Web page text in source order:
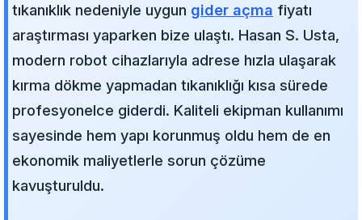
tıkanıklık nedeniyle uygun gider açma fiyatı
araştırması yaparken bize ulaştı. Hasan S. Usta,
modern robot cihazlarıyla adrese hızla ulaşarak
kırma dökme yapmadan tıkanıklığı kısa sürede
profesyonelce giderdi. Kaliteli ekipman kullanımı
sayesinde hem yapı korunmuş oldu hem de en
ekonomik maliyetlerle sorun çözüme
kavuşturuldu.